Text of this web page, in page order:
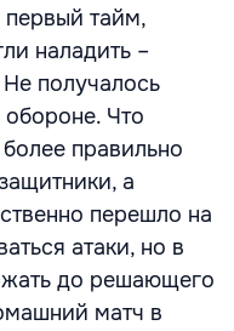
тайм,
наладить –
получалось
обороне. Что
правильно
а
перешло на
атаки, но в
до решающего
матч в